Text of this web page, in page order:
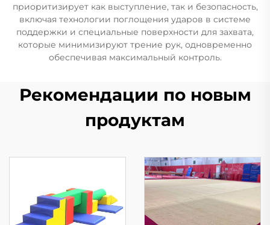
приоритизирует как выступление, так и безопасность,
включая технологии поглощения ударов в системе
поддержки и специальные поверхности для захвата,
которые минимизируют трение рук, одновременно
обеспечивая максимальный контроль.
Рекомендации по новым
продуктам